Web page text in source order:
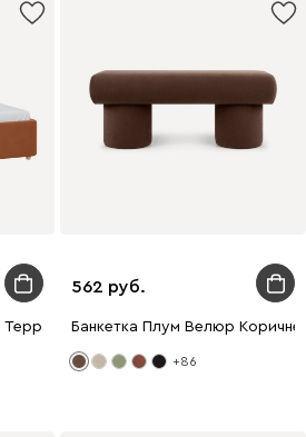
562
Банкетка Плум Велюр
+86